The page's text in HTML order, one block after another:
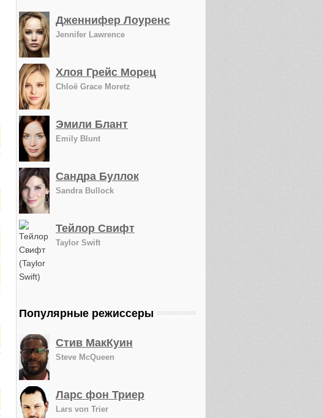
Дженнифер Лоуренс
Jennifer Lawrence
Хлоя Грейс Морец
Chloë Grace Moretz
Эмили Блант
Emily Blunt
Сандра Буллок
Sandra Bullock
Тейлор Свифт
Taylor Swift
Популярные режиссеры
Стив МакКуин
Steve McQueen
Ларс фон Триер
Lars von Trier